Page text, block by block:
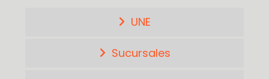
UNE
Sucursales